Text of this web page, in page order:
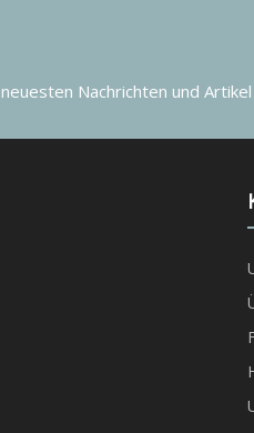
Nachrichten und